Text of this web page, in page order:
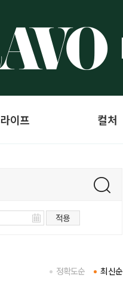
라이프 컬처
적용
최신순
정확도순